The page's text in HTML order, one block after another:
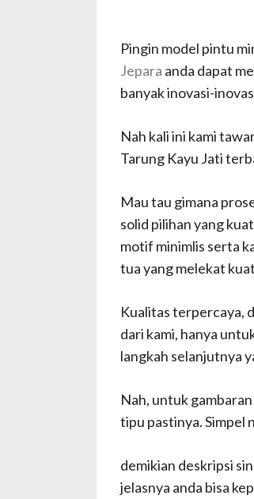
Pingin model pintu
Jepara anda dapat
banyak inovasi-
Nah kali ini kami
Tarung Kayu Jati
Mau tau gimana
solid pilihan yang
motif minimlis serta
tua yang melekat
Kualitas terpercaya,
dari kami, hanya
langkah selanjutnya
Nah, untuk
tipu pastinya. Simpel
demikian deskripsi
jelasnya anda bisa